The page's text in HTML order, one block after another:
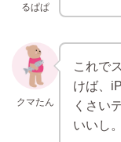
るぱぱ
クマたん
これで
けば、
くさい
いいし。